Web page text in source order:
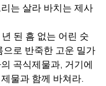
는 살라 바치는 제사
된 흠 없는 어린 숫
으로 반죽한 고운 밀가
곡식제물과, 거기에
물과 함께 바쳐라.